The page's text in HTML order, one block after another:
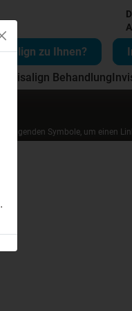
zu Ihnen?
Invisalign Behandlung
folgenden Symbole, um einen